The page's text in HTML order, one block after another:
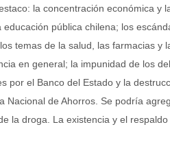
la concentración económica y
pública chilena; los
temas de la salud, las farmacias y
en general; la impunidad de los
por el Banco del Estado y la
Nacional de Ahorros. Se podría
la droga. La existencia y el